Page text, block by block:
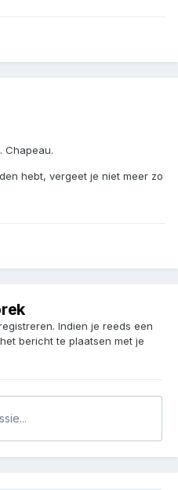
Chapeau.
hebt, vergeet je niet meer zo
Indien je reeds een
bericht te plaatsen met je